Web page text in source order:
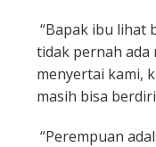
“Bapak ibu lihat
tidak pernah ada
menyertai kami,
masih bisa
“Perempuan